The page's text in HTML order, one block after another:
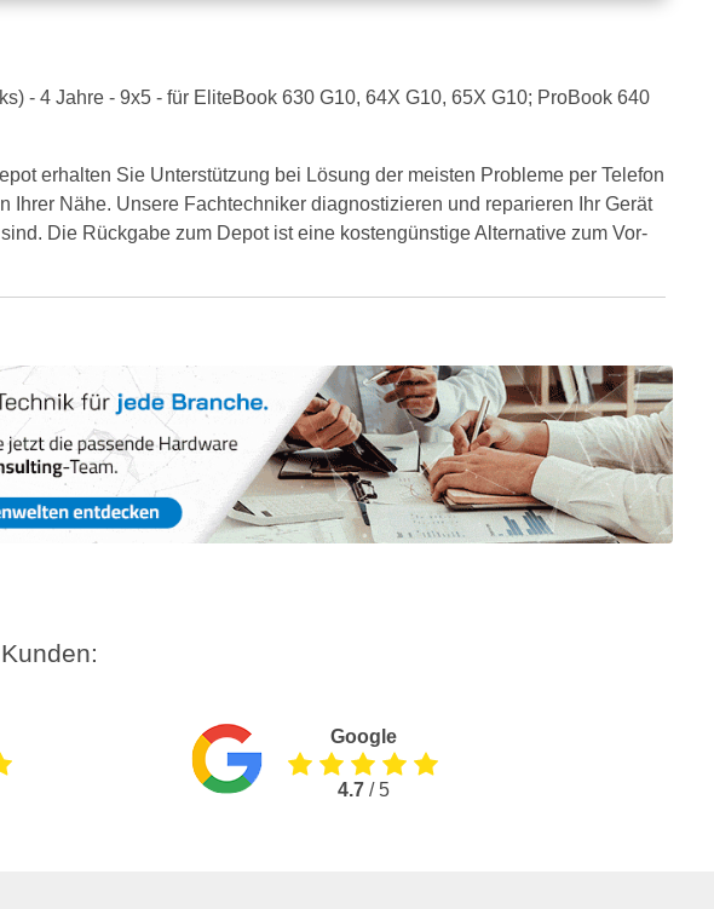
- 4 Jahre - 9x5 - für EliteBook 630 G10, 64X G10, 65X G10; ProBook 640
erhalten Sie Unterstützung bei Lösung der meisten Probleme per Telefon
Nähe. Unsere Fachtechniker diagnostizieren und reparieren Ihr Gerät
Die Rückgabe zum Depot ist eine kostengünstige Alternative zum Vor-
Google
4.7/ 5